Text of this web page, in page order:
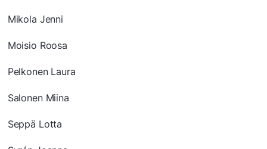
Mikola Jenni
Moisio Roosa
Pelkonen Laura
Salonen Miina
Seppä Lotta